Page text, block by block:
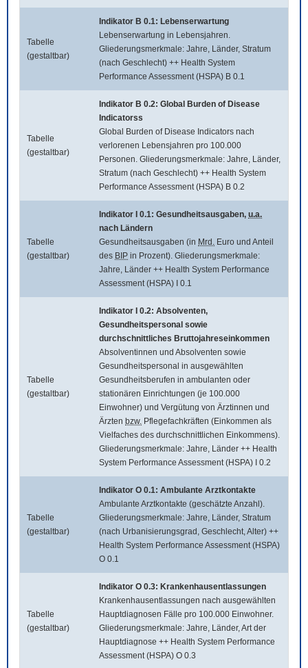
Tabelle
(gestaltbar)
Indikator B 0.1: Lebenserwartung
Lebenserwartung in Lebensjahren.
Gliederungsmerkmale: Jahre, Länder, Stratum
(nach Geschlecht) ++ Health System
Performance Assessment (HSPA) B 0.1
Tabelle
(gestaltbar)
Indikator B 0.2: Global Burden of Disease
Indicatorss
Global Burden of Disease Indicators nach
verlorenen Lebensjahren pro 100.000
Personen. Gliederungsmerkmale: Jahre, Länder,
Stratum (nach Geschlecht) ++ Health System
Performance Assessment (HSPA) B 0.2
Tabelle
(gestaltbar)
Indikator I 0.1: Gesundheitsausgaben, u.a.
nach Ländern
Gesundheitsausgaben (in Mrd. Euro und Anteil
des BIP in Prozent). Gliederungsmerkmale:
Jahre, Länder ++ Health System Performance
Assessment (HSPA) I 0.1
Tabelle
(gestaltbar)
Indikator I 0.2: Absolventen,
Gesundheitspersonal sowie
durchschnittliches Bruttojahreseinkommen
Absolventinnen und Absolventen sowie
Gesundheitspersonal in ausgewählten
Gesundheitsberufen in ambulanten oder
stationären Einrichtungen (je 100.000
Einwohner) und Vergütung von Ärztinnen und
Ärzten bzw. Pflegefachkräften (Einkommen als
Vielfaches des durchschnittlichen Einkommens).
Gliederungsmerkmale: Jahre, Länder ++ Health
System Performance Assessment (HSPA) I 0.2
Tabelle
(gestaltbar)
Indikator O 0.1: Ambulante Arztkontakte
Ambulante Arztkontakte (geschätzte Anzahl).
Gliederungsmerkmale: Jahre, Länder, Stratum
(nach Urbanisierungsgrad, Geschlecht, Alter) ++
Health System Performance Assessment (HSPA)
O 0.1
Tabelle
(gestaltbar)
Indikator O 0.3: Krankenhausentlassungen
Krankenhausentlassungen nach ausgewählten
Hauptdiagnosen Fälle pro 100.000 Einwohner.
Gliederungsmerkmale: Jahre, Länder, Art der
Hauptdiagnose ++ Health System Performance
Assessment (HSPA) O 0.3